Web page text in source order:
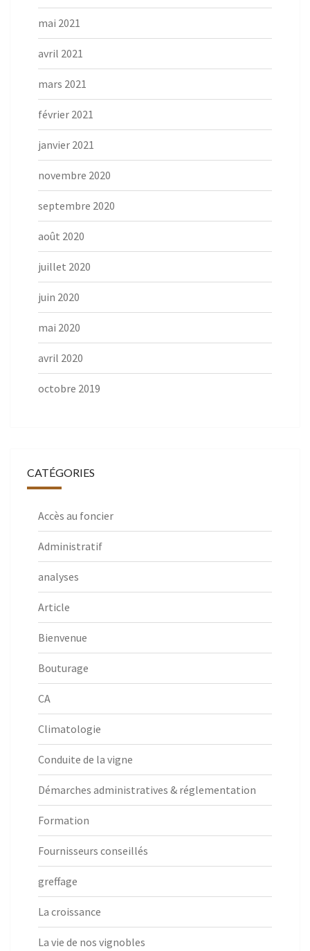
mai 2021
avril 2021
mars 2021
février 2021
janvier 2021
novembre 2020
septembre 2020
août 2020
juillet 2020
juin 2020
mai 2020
avril 2020
octobre 2019
CATÉGORIES
Accès au foncier
Administratif
analyses
Article
Bienvenue
Bouturage
CA
Climatologie
Conduite de la vigne
Démarches administratives & réglementation
Formation
Fournisseurs conseillés
greffage
La croissance
La vie de nos vignobles